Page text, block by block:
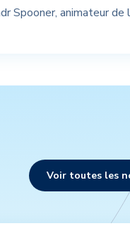
Spooner, animateur de
Voir toutes les